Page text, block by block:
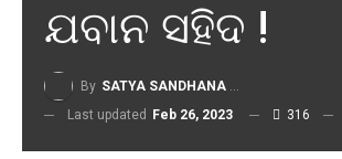
ଯବାନ ସହିଦ !
By SATYA SANDHANA DESK
Last updated Feb 26, 2023 316